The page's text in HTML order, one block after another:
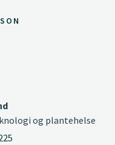
og plantehelse